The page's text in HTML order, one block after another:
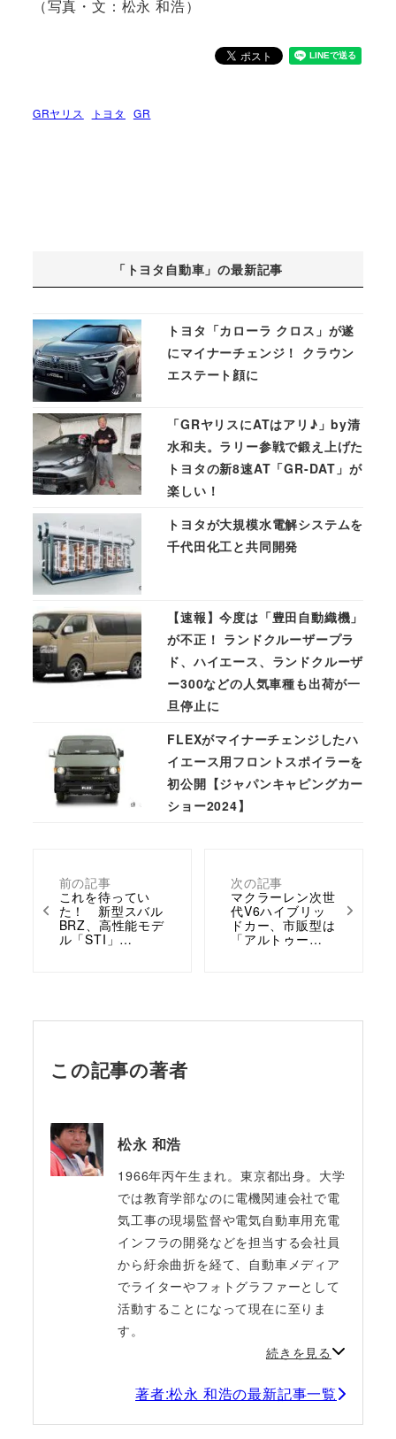
（写真・文：松永 和浩）
GRヤリス トヨタ GR
前の記事
これを待ってい
た！ 新型スバル
BRZ、高性能モデ
ル「STI」…
次の記事
マクラーレン次世
代V6ハイブリッ
ドカー、市販型は
「アルトゥー…
「トヨタ自動車」の最新記事
トヨタ「カローラ クロス」が遂
にマイナーチェンジ！ クラウン
エステート顔に
「GRヤリスにATはアリ♪」by清
水和夫。ラリー参戦で鍛え上げた
トヨタの新8速AT「GR-DAT」が
楽しい！
トヨタが大規模水電解システムを
千代田化工と共同開発
【速報】今度は「豊田自動織機」
が不正！ ランドクルーザープラ
ド、ハイエース、ランドクルーザ
ー300などの人気車種も出荷が一
旦停止に
FLEXがマイナーチェンジしたハ
イエース用フロントスポイラーを
初公開【ジャパンキャピングカー
ショー2024】
この記事の著者
松永 和浩
1966年丙午生まれ。東京都出身。大学
では教育学部なのに電機関連会社で電
気工事の現場監督や電気自動車用充電
インフラの開発などを担当する会社員
から紆余曲折を経て、自動車メディア
でライターやフォトグラファーとして
活動することになって現在に至りま
す。
続きを見る
著者:松永 和浩の最新記事一覧